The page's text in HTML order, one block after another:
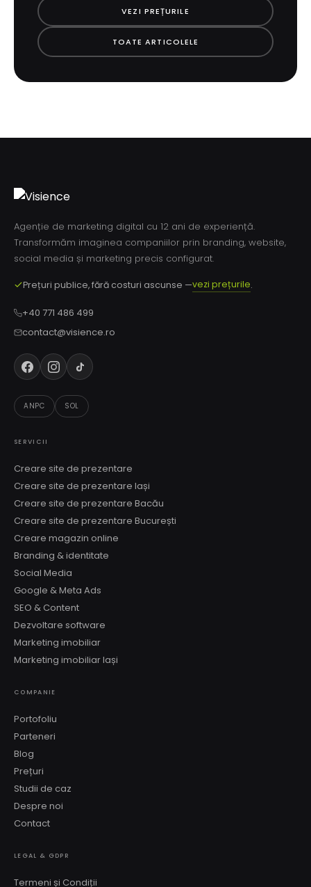
VEZI PREȚURILE
TOATE ARTICOLELE
Agenție de marketing digital cu 12 ani de experiență.
Transformăm imaginea companiilor prin branding, website,
social media și marketing precis configurat.
Prețuri publice, fără costuri ascunse —vezi prețurile.
+40 771 486 499
contact@visience.ro
ANPC SOL
SERVICII
Creare site de prezentare
Creare site de prezentare Iași
Creare site de prezentare Bacău
Creare site de prezentare București
Creare magazin online
Branding & identitate
Social Media
Google & Meta Ads
SEO & Content
Dezvoltare software
Marketing imobiliar
Marketing imobiliar Iași
COMPANIE
Portofoliu
Parteneri
Blog
Prețuri
Studii de caz
Despre noi
Contact
LEGAL & GDPR
Termeni și Condiții